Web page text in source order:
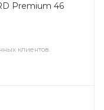
Premium 46
клиентов.